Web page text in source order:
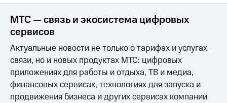
секретарь
Раскрытие
информации
Информация
акционерам
Документы
ПАО
"МТС"
Собрания
акционеров
МТС — связь и экосистема цифровых
сервисов
Актуальные новости не только о тарифах и услугах
связи, но и новых продуктах МТС: цифровых
приложениях для работы и отдыха, ТВ и медиа,
финансовых сервисах, технологиях для запуска и
продвижения бизнеса и других сервисах компании